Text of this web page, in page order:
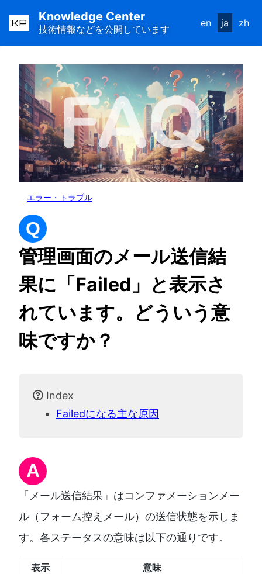
KP Knowledge Center
技術情報などを公開しています
en ja zh
エラー・トラブル
Q
管理画面のメール送信結
果に「Failed」と表示さ
れています。どういう意
味ですか？
Index
Failedになる主な原因
A
「メール送信結果」はコンファメーションメー
ル（フォーム控えメール）の送信状態を示しま
す。各ステータスの意味は以下の通りです。
表示
意味